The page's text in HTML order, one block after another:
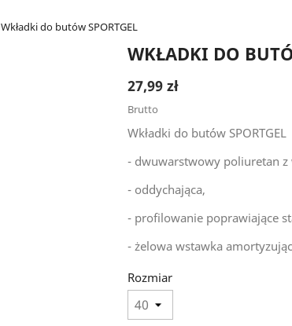
Wkładki do butów SPORTGEL
WKŁADKI DO
27,99 zł
Brutto
Wkładki do butów SPORTGEL
- dwuwarstwowy poliuretan z
- oddychająca,
- profilowanie poprawiające
- żelowa wstawka
Rozmiar